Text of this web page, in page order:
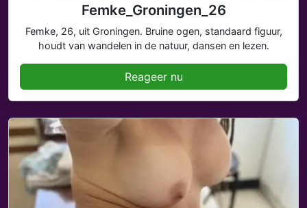
Femke_Groningen_26
Femke, 26, uit Groningen. Bruine ogen, standaard figuur,
houdt van wandelen in de natuur, dansen en lezen.
Reageer nu